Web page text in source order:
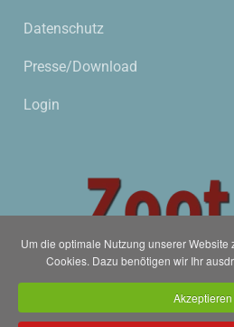
Um die optimale Nutzung unserer
Cookies. Dazu benötigen wir Ihr
Akzeptieren
Datenschutz
Presse/Download
Login